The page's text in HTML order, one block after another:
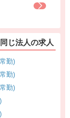
じ法人の求人
勤)
勤)
勤)